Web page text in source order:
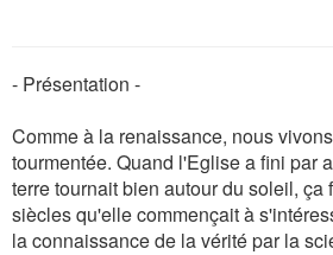
- Présentation -
Comme à la renaissance, nous
tourmentée. Quand l'Eglise a fini par
terre tournait bien autour du soleil,
siècles qu'elle commençait à
la connaissance de la vérité par la